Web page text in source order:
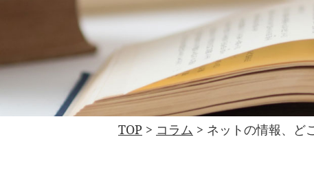
TOP > コラム > ネットの情報、ど